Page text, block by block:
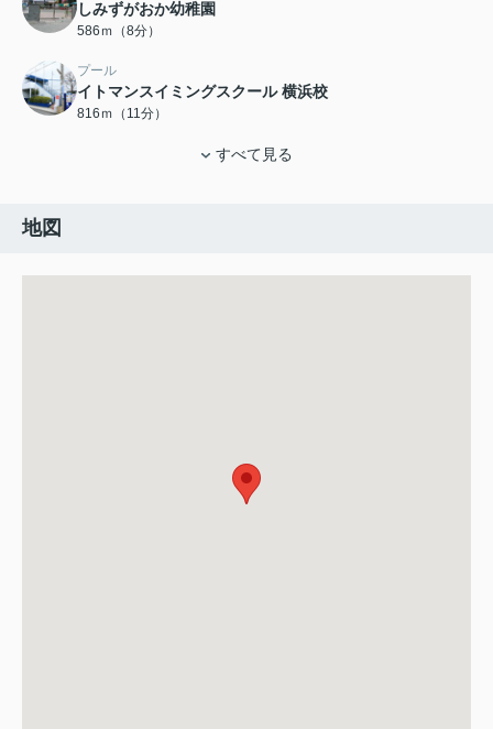
しみずがおか幼稚園
586ｍ（8分）
プール
イトマンスイミングスクール 横浜校
816ｍ（11分）
すべて見る
地図